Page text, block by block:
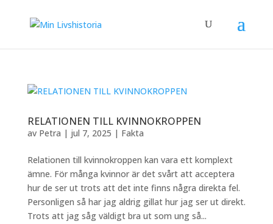
RELATIONEN TILL KVINNOKROPPEN
av Petra | jul 7, 2025 | Fakta
Relationen till kvinnokroppen kan vara ett komplext
ämne. För många kvinnor är det svårt att acceptera
hur de ser ut trots att det inte finns några direkta fel.
Personligen så har jag aldrig gillat hur jag ser ut direkt.
Trots att jag såg väldigt bra ut som ung så...